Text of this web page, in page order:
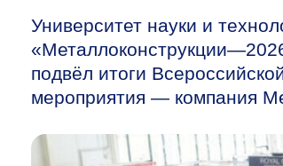
Университет науки и
подвёл итоги
мероприятия — компания